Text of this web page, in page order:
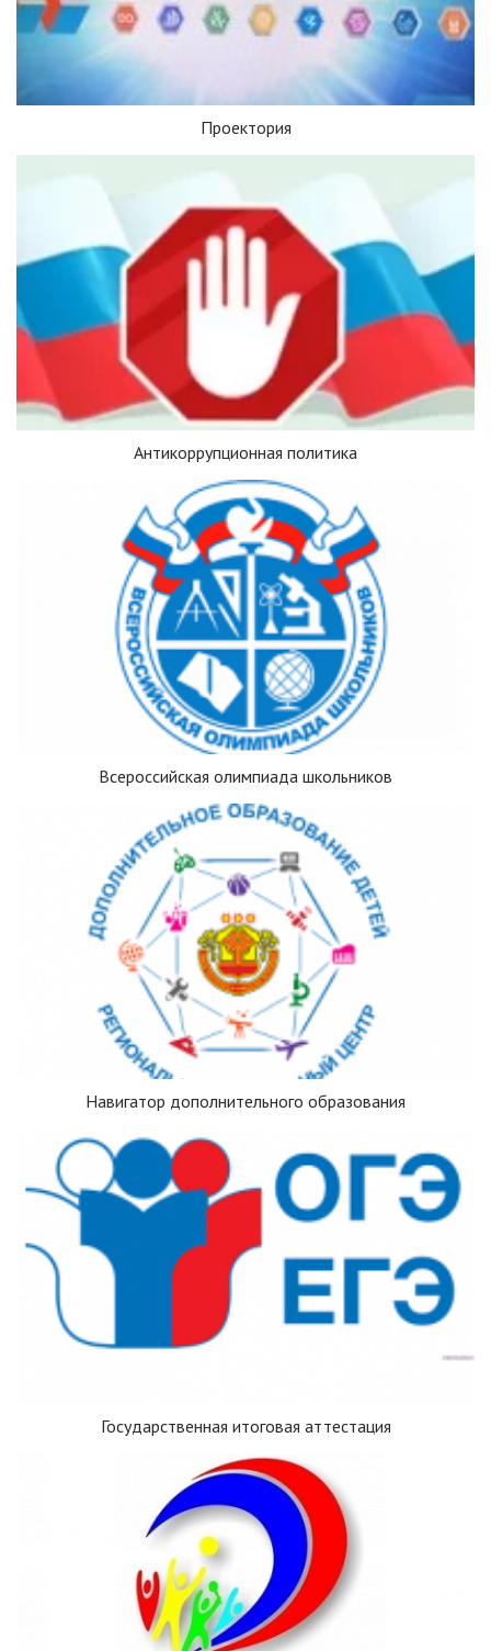
Проектория
Антикоррупционная политика
Всероссийская олимпиада школьников
Навигатор дополнительного образования
Государственная итоговая аттестация